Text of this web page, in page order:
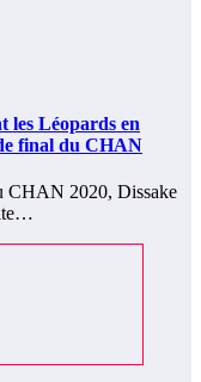
les Léopards en
final du CHAN
CHAN 2020, Dissake